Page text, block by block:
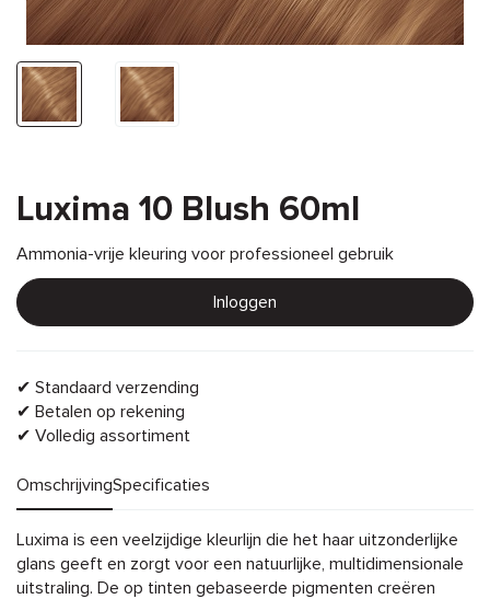
Luxima 10 Blush 60ml
Ammonia-vrije kleuring voor professioneel gebruik
Inloggen
✔ Standaard verzending
✔ Betalen op rekening
✔ Volledig assortiment
OmschrijvingSpecificaties
Omschrijving
Luxima is een veelzijdige kleurlijn die het haar uitzonderlijke
glans geeft en zorgt voor een natuurlijke, multidimensionale
uitstraling. De op tinten gebaseerde pigmenten creëren